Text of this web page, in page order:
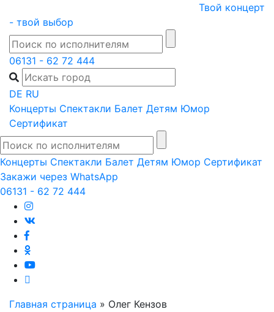
content
Твой концерт
- твой выбор
06131 - 62 72 444
DE RU
Концерты Спектакли Балет Детям Юмор
Сертификат
Концерты Спектакли Балет Детям Юмор Сертификат
Закажи через WhatsApp
06131 - 62 72 444
Главная страница » Олег Кензов